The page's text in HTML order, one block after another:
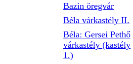
Bazin öregvár
Béla várkastély II.
Béla: Gersei Pethő
várkastély (kastély
1.)